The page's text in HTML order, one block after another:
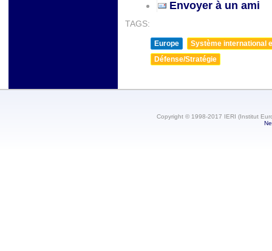
Envoyer à un ami
TAGS:
Europe
Système international
Défense/Stratégie
Copyright © 1998-2017 IERI (Institut